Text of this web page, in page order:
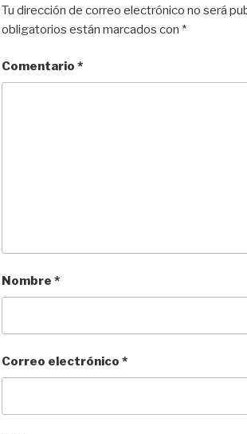
Tu dirección de correo electrónico no será
obligatorios están marcados con *
Comentario *
Nombre *
Correo electrónico *